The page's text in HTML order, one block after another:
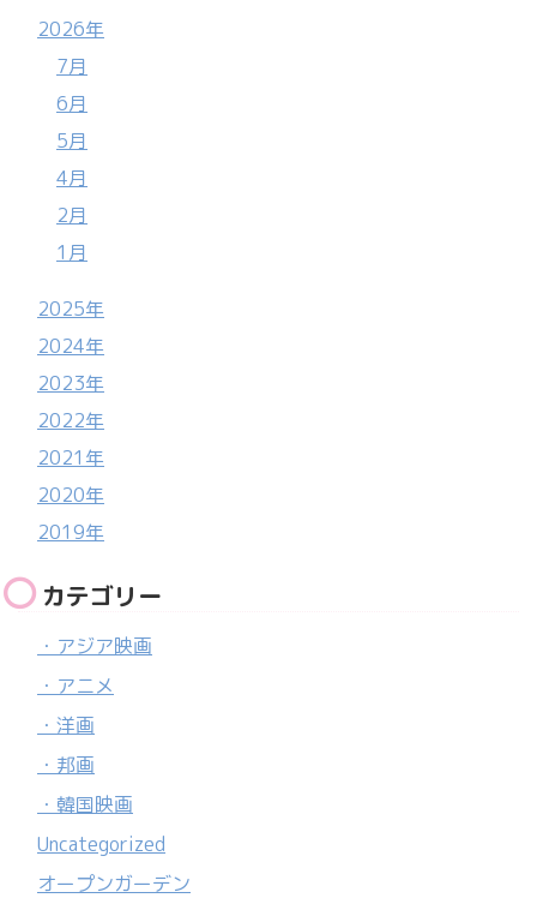
2026年
7月
6月
5月
4月
2月
1月
2025年
2024年
2023年
2022年
2021年
2020年
2019年
カテゴリー
・アジア映画
・アニメ
・洋画
・邦画
・韓国映画
Uncategorized
オープンガーデン